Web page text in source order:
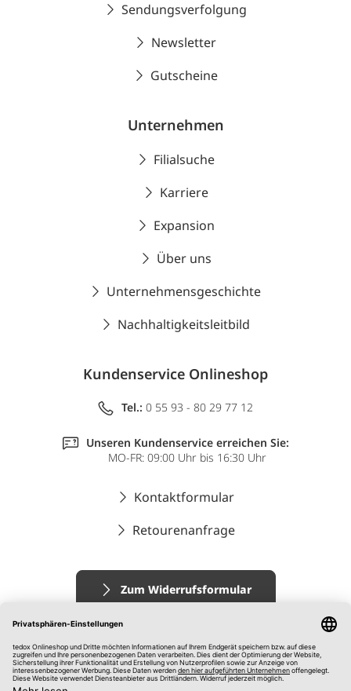
Sendungsverfolgung
Newsletter
Gutscheine
Unternehmen
Filialsuche
Karriere
Expansion
Über uns
Unternehmensgeschichte
Nachhaltigkeitsleitbild
Kundenservice Onlineshop
Tel.: 0 55 93 - 80 29 77 12
Unseren Kundenservice erreichen Sie:
MO-FR: 09:00 Uhr bis 16:30 Uhr
Kontaktformular
Retourenanfrage
Zum Widerrufsformular
Impressum
AGB